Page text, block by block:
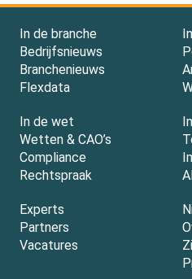
In de branche
Bedrijfsnieuws
Branchenieuws
Flexdata
In de wet
Wetten & CAO’s
Compliance
Rechtspraak
Experts
Partners
Vacatures